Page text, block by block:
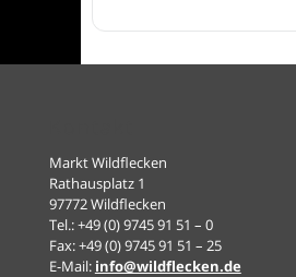
Markt Wildflecken
Rathausplatz 1
97772 Wildflecken
Tel.: +49 (0) 9745 91 51 – 0
Fax: +49 (0) 9745 91 51 – 25
E-Mail: info@wildflecken.de